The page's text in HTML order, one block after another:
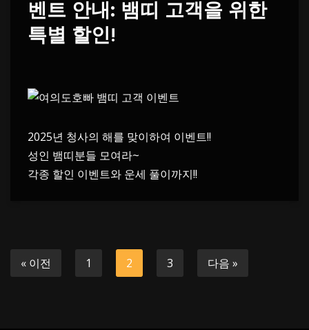
벤트 안내: 뱀띠 고객을 위한
특별 할인!
2025년 청사의 해를 맞이하여 이벤트!!
성인 뱀띠분들 모여라~
각종 할인 이벤트와 운세 풀이까지!!
« 이전 1 2 3 다음 »